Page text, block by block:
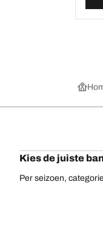
Kies de juiste
Per seizoen,